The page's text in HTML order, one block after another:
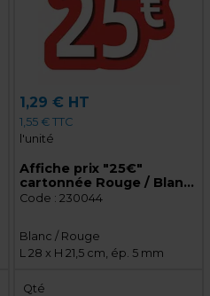
1,29 € HT
1,55 € TTC
l'unité
Affiche prix "25€"
cartonnée Rouge / Blanc
28 x 21,5 cm - Affiche
Code : 230044
Blanc / Rouge
L 28 x H 21,5 cm, ép. 5 mm
Qté